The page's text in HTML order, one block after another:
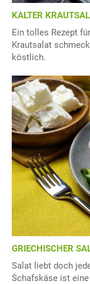
KALTER
Ein tolles Rezept
Krautsalat
köstlich.
GRIECHISCHER
Salat liebt doch
Schafskäse ist